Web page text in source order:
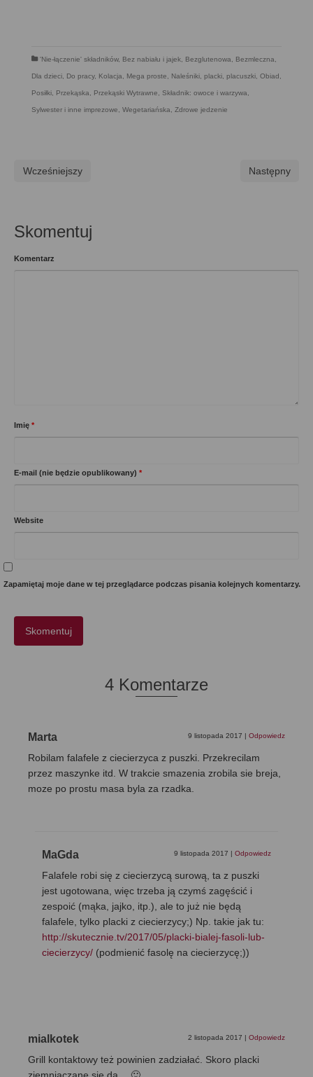
'Nie-łączenie' składników, Bez nabiału i jajek Bezglutenowa Bezmleczna
Dla dzieci Do pracy, Kolacja Mega proste Naleśniki, placki, placuszki Obiad
Posiłki Przekąska Przekąski Wytrawne Składnik: owoce i warzywa
Sylwester i inne imprezowe Wegetariańska Zdrowe jedzenie
Wcześniejszy Następny
Skomentuj
Komentarz
Imię *
E-mail (nie będzie opublikowany) *
Website
Zapamiętaj moje dane w tej przeglądarce podczas pisania kolejnych komentarzy.
4 Komentarze
Marta 9 listopada 2017 | Odpowiedz
Robilam falafele z ciecierzyca z puszki. Przekrecilam
przez maszynke itd. W trakcie smazenia zrobila sie breja,
moze po prostu masa byla za rzadka.
MaGda 9 listopada 2017 | Odpowiedz
Falafele robi się z ciecierzycą surową, ta z puszki
jest ugotowana, więc trzeba ją czymś zagęścić i
zespoić (mąka, jajko, itp.), ale to już nie będą
falafele, tylko placki z ciecierzycy;) Np. takie jak tu:
http://skutecznie.tv/2017/05/placki-bialej-fasoli-lub-
ciecierzycy/ (podmienić fasolę na ciecierzycę;))
mialkotek 2 listopada 2017 | Odpowiedz
Grill kontaktowy też powinien zadziałać. Skoro placki